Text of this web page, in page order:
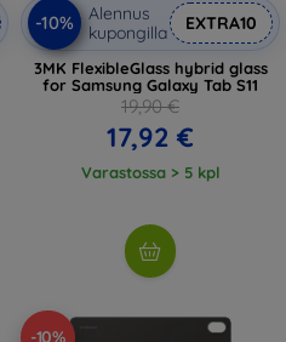
-10%
Alennus
kupongilla
EXTRA10
3MK FlexibleGlass hybrid glass
for Samsung Galaxy Tab S11
19,90 €
17,92 €
Varastossa > 5 kpl
-10%